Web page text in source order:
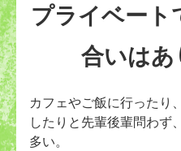
プライベート
合いは
カフェやご飯に行ったり
したりと先輩後輩問わず
多い。